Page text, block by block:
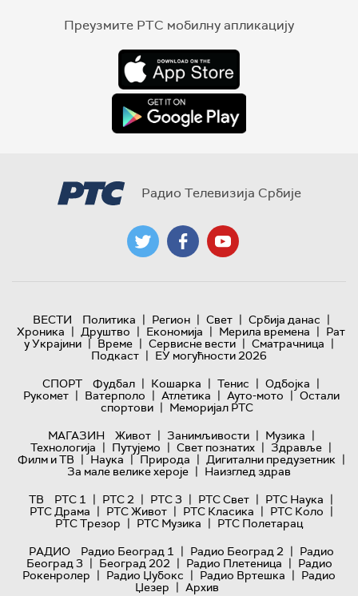
Преузмите РТС мобилну апликацију
Радио Телевизија Србије
ВЕСТИ Политика | Регион | Свет | Србија данас |
Хроника | Друштво | Економија | Мерила времена | Рат
у Украјини | Време | Сервисне вести | Сматрачница |
Подкаст | ЕУ могућности 2026
СПОРТ
Фудбал | Кошарка | Тенис | Одбојка |
Рукомет | Ватерполо | Атлетика | Ауто-мото | Остали
спортови | Меморијал РТС
МАГАЗИН
Живот | Занимљивости | Музика |
Технологијa | Путујемо | Свет познатих | Здравље |
Филм и ТВ | Наука | Природа | Дигитални предузетник |
За мале велике хероје | Наизглед здрав
ТВ
РТС 1 | РТС 2 | РТС 3 | РТС Свет | РТС Наука |
РТС Драма | РТС Живот | РТС Класика | РТС Коло |
РТС Трезор | РТС Музика | РТС Полетарац
РАДИО
Радио Београд 1 | Радио Београд 2 | Радио
Београд 3 | Београд 202 | Радио Плетеница | Радио
Рокенролер | Радио Џубокс | Радио Вртешка | Радио
Џезер | Архив